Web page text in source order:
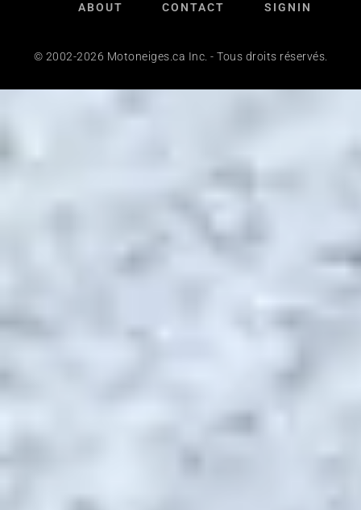
ABOUT CONTACT SIGNIN
© 2002-2026 Motoneiges.ca Inc. - Tous droits réservés.